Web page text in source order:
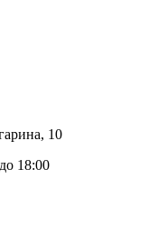
10
18:00